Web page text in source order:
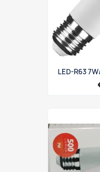
LED-R63